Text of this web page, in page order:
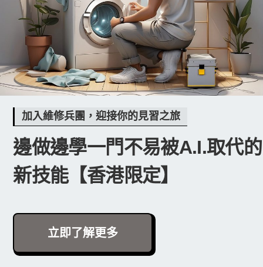
加入維修兵團，迎接你的見習之旅
邊做邊學一門不易被A.I.取代的
新技能【香港限定】
立即了解更多